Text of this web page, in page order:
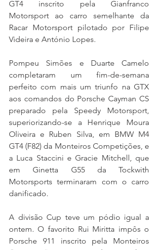
GT4 inscrito pela Gianfranco
Motorsport ao carro semelhante da
Racar Motorsport pilotado por Filipe
Videira e António Lopes.
Pompeu Simões e Duarte Camelo
completaram um fim-de-semana
perfeito com mais um triunfo na GTX
aos comandos do Porsche Cayman CS
preparado pela Speedy Motorsport,
superiorizando-se a Henrique Moura
Oliveira e Ruben Silva, em BMW M4
GT4 (F82) da Monteiros Competições, e
a Luca Staccini e Gracie Mitchell, que
em Ginetta G55 da Tockwith
Motorsports terminaram com o carro
danificado.
A divisão Cup teve um pódio igual a
ontem. O favorito Rui Miritta impôs o
Porsche 911 inscrito pela Monteiros